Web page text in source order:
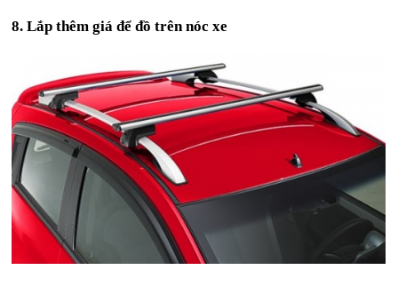
8. Lắp thêm giá để đồ trên nóc xe